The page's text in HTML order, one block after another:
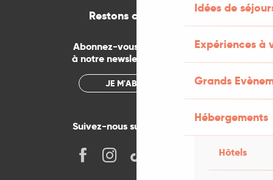
Idées de
Expériences à
Grands
Hébergements
Hôtels
Restons connectés
Abonnez-vous gratuitement
à notre newsletter mensuelle
JE M'ABONNE
Suivez-nous sur les réseaux !